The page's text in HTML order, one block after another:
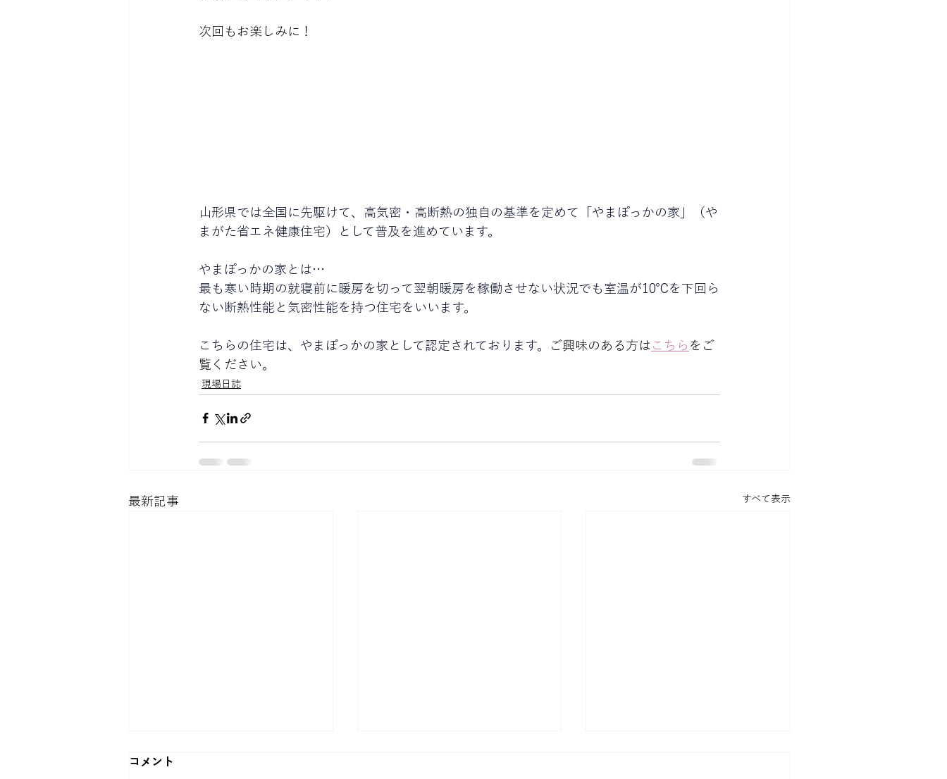
次回もお楽しみに！
山形県では全国に先駆けて、高気密・高断熱の独自の基準を定めて「やまぽっかの家」（や
まがた省エネ健康住宅）として普及を進めています。
やまぽっかの家とは…
最も寒い時期の就寝前に暖房を切って翌朝暖房を稼働させない状況でも室温が10℃を下回ら
ない断熱性能と気密性能を持つ住宅をいいます。
こちらの住宅は、やまぽっかの家として認定されております。 ご興味のある方は こちら をご
覧ください。
現場日誌
最新記事 すべて表示
コメント